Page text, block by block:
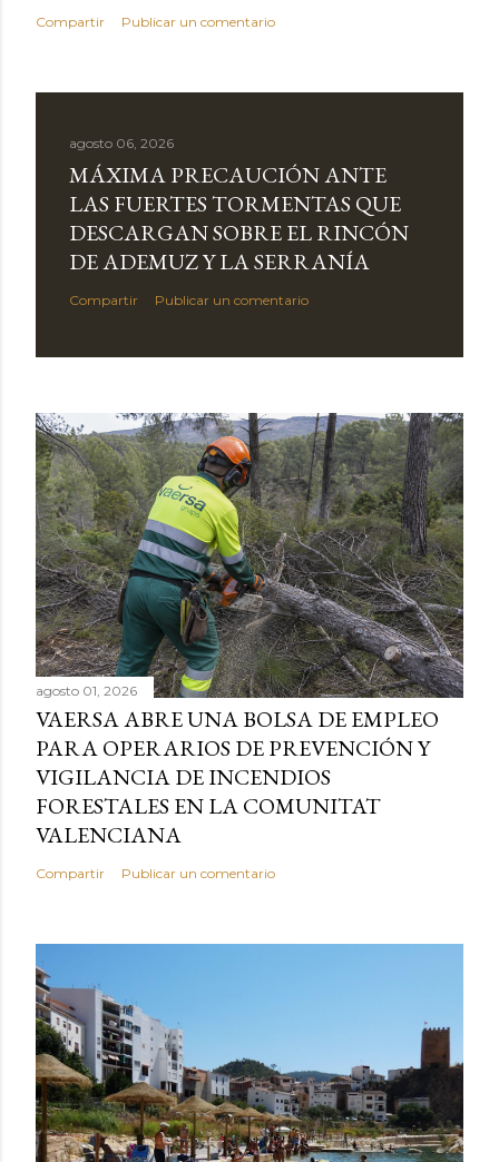
Compartir Publicar un comentario
agosto 06, 2026
MÁXIMA PRECAUCIÓN ANTE
LAS FUERTES TORMENTAS QUE
DESCARGAN SOBRE EL RINCÓN
DE ADEMUZ Y LA SERRANÍA
Compartir Publicar un comentario
agosto 01, 2026
VAERSA ABRE UNA BOLSA DE EMPLEO
PARA OPERARIOS DE PREVENCIÓN Y
VIGILANCIA DE INCENDIOS
FORESTALES EN LA COMUNITAT
VALENCIANA
Compartir Publicar un comentario